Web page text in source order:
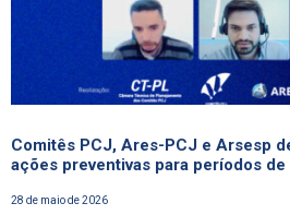
Comitês PCJ, Ares-PCJ e Arsesp
ações preventivas para períodos
28 de maio de 2026